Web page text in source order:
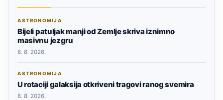
ASTRONOMIJA
Bijeli patuljak manji od Zemlje skriva iznimno
masivnu jezgru
8. 8. 2026.
ASTRONOMIJA
U rotaciji galaksija otkriveni tragovi ranog svemira
8. 8. 2026.